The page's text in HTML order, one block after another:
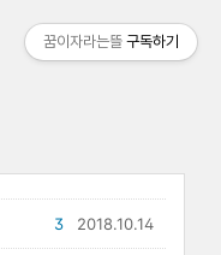
2018.10.14
3
꿈이자라는뜰 구독하기